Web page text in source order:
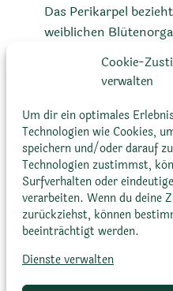
Cookie-
verwalten
Um dir ein optimales
Technologien wie Cookies,
speichern und/oder darauf
Technologien zustimmst,
Surfverhalten oder
verarbeiten. Wenn du deine
zurückziehst, können
beeinträchtigt werden.
Dienste verwalten
Das Perikarpel
weiblichen
Fruchtknoten
verschiedenen
Glossar
Cookie-Richtlinie (EU)